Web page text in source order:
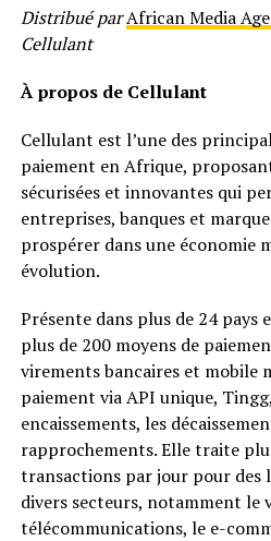
Distribué parAfrican Media
Cellulant
À propos de Cellulant
Cellulant est l’une des
paiement en Afrique,
sécurisées et innovantes qui
entreprises, banques et
prospérer dans une économie
évolution.
Présente dans plus de 24 pays
plus de 200 moyens de
virements bancaires et mobile
paiement via API unique,
encaissements, les
rapprochements. Elle traite
transactions par jour pour des
divers secteurs, notamment le
télécommunications, le e-